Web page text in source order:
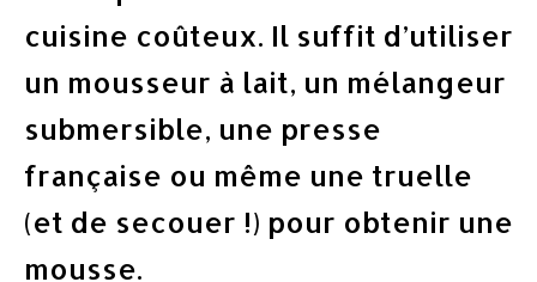
cuisine coûteux. Il suffit d’utiliser
un mousseur à lait, un mélangeur
submersible, une presse
française ou même une truelle
(et de secouer !) pour obtenir une
mousse.